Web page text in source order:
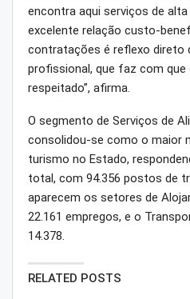
encontra aqui serviços de
excelente relação custo-
contratações é reflexo direto
profissional, que faz com
respeitado”, afirma.
O segmento de Serviços de
consolidou-se como o maior
turismo no Estado,
total, com 94.356 postos de
aparecem os setores de
22.161 empregos, e o
14.378.
RELATED POSTS